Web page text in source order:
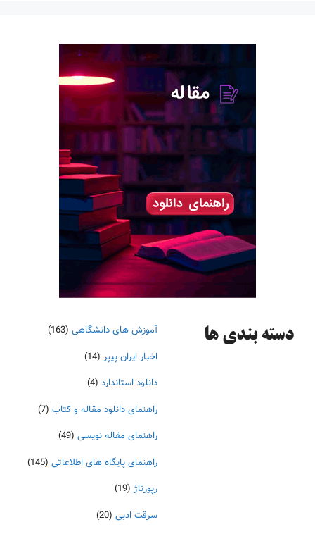
دسته‌ بندی ها آموزش های دانشگاهی (163)
اخبار ایران پیپر (14)
دانلود استاندارد (4)
راهنمای دانلود مقاله و کتاب (7)
راهنمای مقاله نویسی (49)
راهنمای پایگاه های اطلاعاتی (145)
رپورتاژ (19)
سرقت ادبی (20)